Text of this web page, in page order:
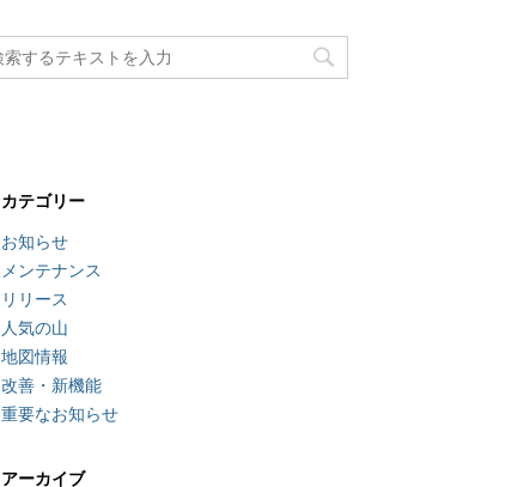
カテゴリー
お知らせ
メンテナンス
リリース
人気の山
地図情報
改善・新機能
重要なお知らせ
アーカイブ